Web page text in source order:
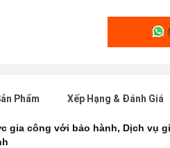
Phẩm Xếp Hạng & Đánh Giá
gia công với bảo hành, Dịch vụ